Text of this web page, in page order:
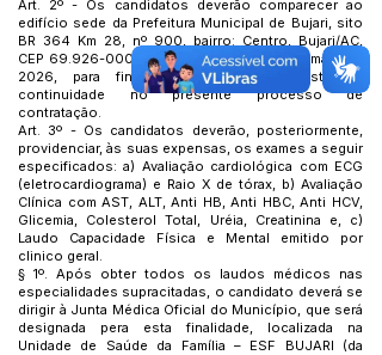
Art. 2º - Os candidatos deverão comparecer ao
edifício sede da Prefeitura Municipal de Bujari, sito
BR 364 Km 28, nº 900, bairro: Centro, Bujari/AC,
CEP 69.926-000 , no período de 15 a 19 de maio de
2026, para fins de assinatura da lista de
continuidade no presente processo de
contratação.
Art. 3º - Os candidatos deverão, posteriormente,
providenciar, às suas expensas, os exames a seguir
especificados: a) Avaliação cardiológica com ECG
(eletrocardiograma) e Raio X de tórax, b) Avaliação
Clínica com AST, ALT, Anti HB, Anti HBC, Anti HCV,
Glicemia, Colesterol Total, Uréia, Creatinina e, c)
Laudo Capacidade Física e Mental emitido por
clinico geral.
§ 1º. Após obter todos os laudos médicos nas
especialidades supracitadas, o candidato deverá se
dirigir à Junta Médica Oficial do Município, que será
designada pera esta finalidade, localizada na
Unidade de Saúde da Família – ESF BUJARI (da